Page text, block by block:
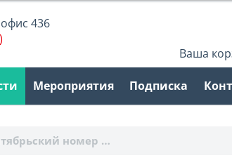
436
Ваша
Мероприятия Подписка
номер …